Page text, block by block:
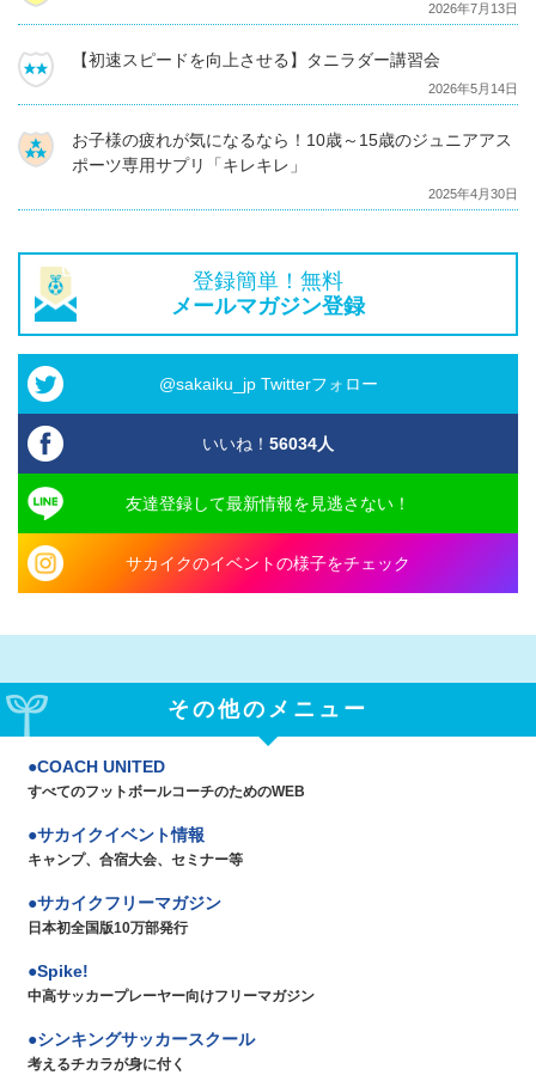
2026年7月13日
【初速スピードを向上させる】タニラダー講習会
2026年5月14日
お子様の疲れが気になるなら！10歳～15歳のジュニアアス
ポーツ専用サプリ「キレキレ」
2025年4月30日
登録簡単！無料
メールマガジン登録
@sakaiku_jp Twitterフォロー
いいね！ 56034人
友達登録して最新情報を見逃さない！
サカイクのイベントの様子をチェック
その他のメニュー
COACH UNITED
すべてのフットボールコーチのためのWEB
サカイクイベント情報
キャンプ、合宿大会、セミナー等
サカイクフリーマガジン
日本初全国版10万部発行
Spike!
中高サッカープレーヤー向けフリーマガジン
シンキングサッカースクール
考えるチカラが身に付く